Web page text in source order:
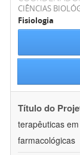
CIÊNCIAS
Fisiologia
Título do
terapêuticas
farmacológicas